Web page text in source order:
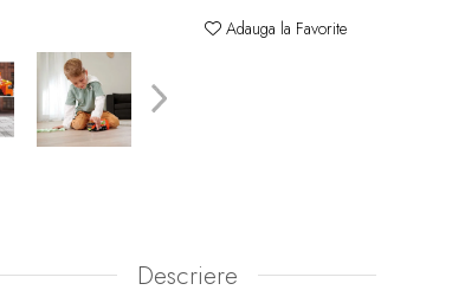
Adauga la Favorite
Descriere